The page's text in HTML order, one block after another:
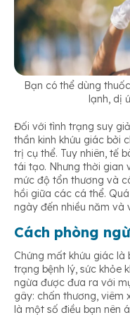
Bạn có thể dùng
lạnh, dị
Đối với tình trạng suy
thần kinh khứu giác bởi
trị cụ thể. Tuy nhiên, tế
tái tạo. Nhưng thời gian
mức độ tổn thương và
hồi giữa các cá thể.
ngày đến nhiều năm và
Cách phòng
Chứng mất khứu giác là
trạng bệnh lý, sức khỏe
ngừa được đưa ra với
gây: chấn thương, viêm
là một số điều bạn nên